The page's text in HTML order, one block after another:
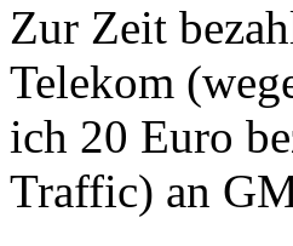
Zur Zeit
Telekom
ich 20 Euro
Traffic) an